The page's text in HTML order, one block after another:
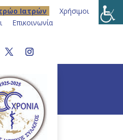
Ιατρών
Χρήσιμοι
Επικοινωνία